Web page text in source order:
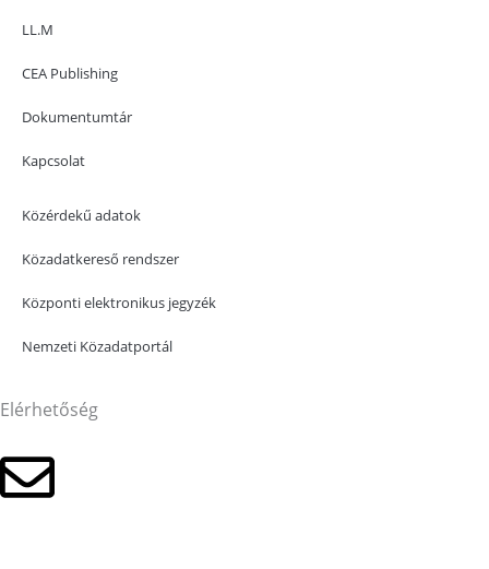
LL.M
CEA Publishing
Dokumentumtár
Kapcsolat
Közérdekű adatok
Közadatkereső rendszer
Központi elektronikus jegyzék
Nemzeti Közadatportál
Elérhetőség